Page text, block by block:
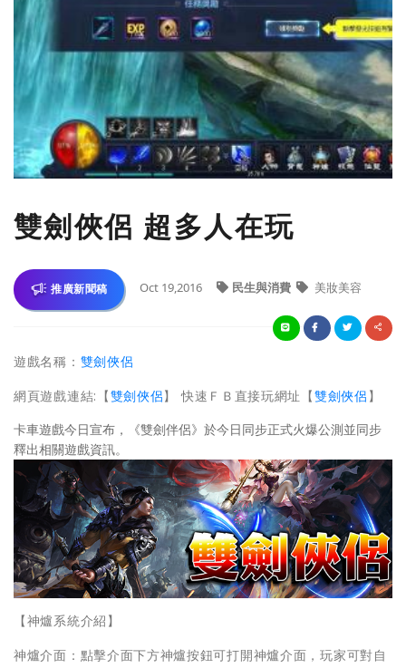
雙劍俠侶 超多人在玩
推廣新聞稿 Oct 19,2016 民生與消費 美妝美容
遊戲名稱： 雙劍俠侶
網頁遊戲連結:【雙劍俠侶】 快速ＦＢ直接玩網址【雙劍俠侶 】
卡車遊戲今日宣布，《雙劍伴侶》於今日同步正式火爆公測並同步
釋出相關遊戲資訊。
【神爐系統介紹】
神爐介面：點擊介面下方神爐按鈕可打開神爐介面，玩家可對自